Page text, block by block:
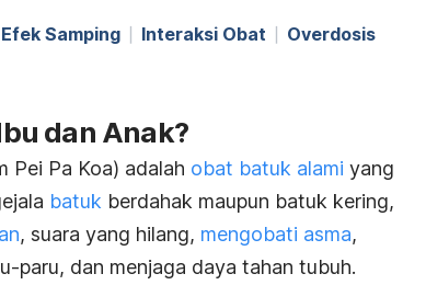
Efek Samping Interaksi Obat Overdosis
dan Anak?
Pei Pa Koa) adalah obat batuk alami yang
batuk berdahak maupun batuk kering,
, suara yang hilang, mengobati asma,
paru, dan menjaga daya tahan tubuh.